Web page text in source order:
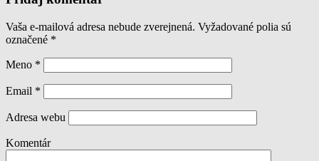
Vaša e-mailová adresa nebude zverejnená. Vyžadované polia sú
označené *
Meno *
Email *
Adresa webu
Komentár